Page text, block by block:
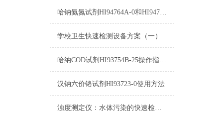
哈钠氨氮试剂HI94764A-0和HI94764-0测量原理
学校卫生快速检测设备方案（一）
哈纳COD试剂HI93754B-25操作指南及测量标准
汉钠六价铬试剂HI93723-0使用方法
浊度测定仪：水体污染的快速检测仪器